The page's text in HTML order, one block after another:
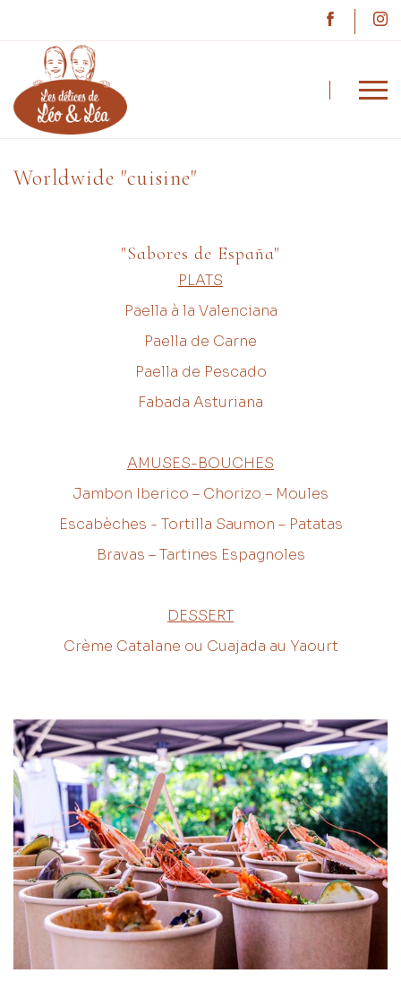
Léo & Léa Worldwide "cuisine"
Worldwide "cuisine"
"Sabores de España"
PLATS
Paella à la Valenciana
Paella de Carne
Paella de Pescado
Fabada Asturiana
AMUSES-BOUCHES
Jambon Iberico – Chorizo – Moules
Escabèches - Tortilla Saumon – Patatas
Bravas – Tartines Espagnoles
DESSERT
Crème Catalane ou Cuajada au Yaourt